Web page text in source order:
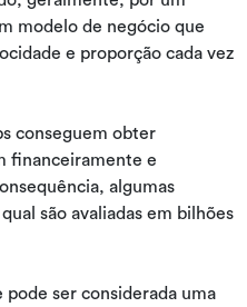
modelo de negócio que
e proporção cada vez
conseguem obter
financeiramente e
algumas
são avaliadas em bilhões
ser considerada uma